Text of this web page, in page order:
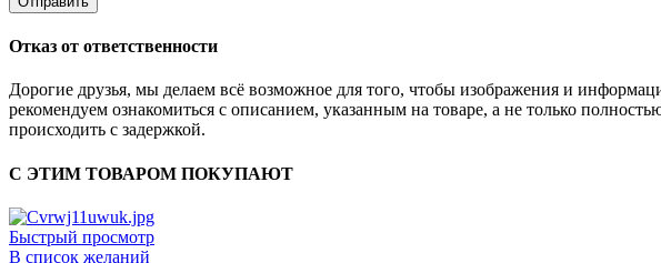
Отказ от ответственности
Дорогие друзья, мы делаем всё возможное для того, чтобы изображения и
рекомендуем ознакомиться с описанием, указанным на товаре, а не только
происходить с задержкой.
С ЭТИМ ТОВАРОМ ПОКУПАЮТ
Быстрый просмотр
В список желаний